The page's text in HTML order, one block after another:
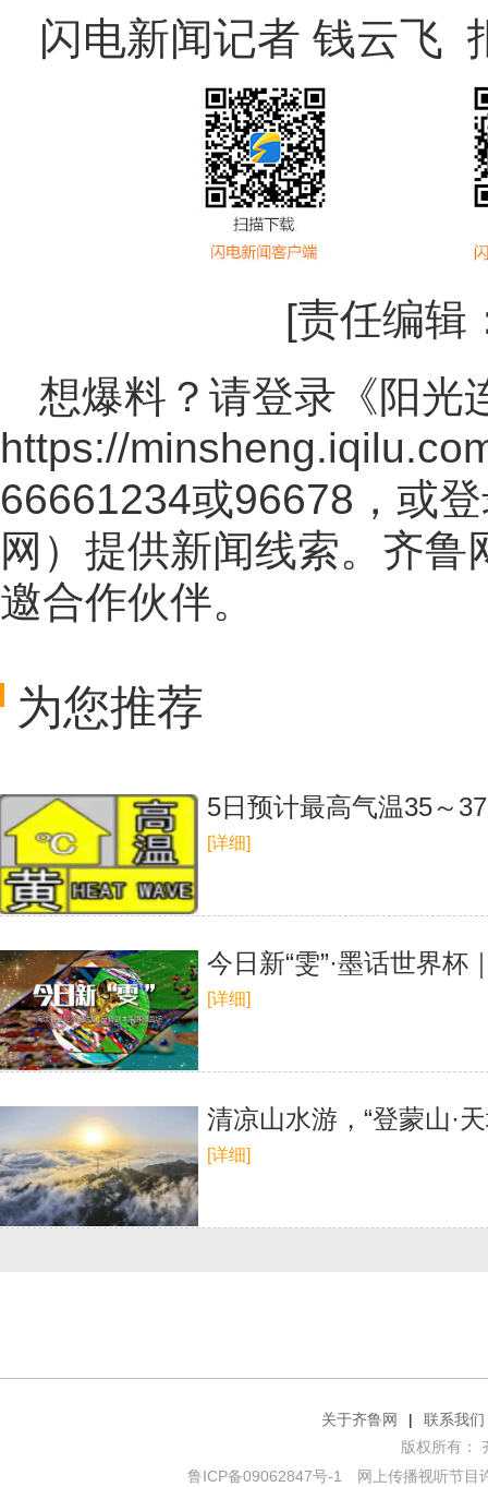
闪电新闻记者 钱云飞
[责任编辑
想爆料？请登录《阳光
https://
66661234或96678，或
网 ）提供新闻线索。齐鲁
邀合作伙伴。
为您推荐
5日预计最高气温35～
[详细]
今日新“雯”·墨话世界
[详细]
清凉山水游，“登蒙山·
[详细]
关于齐鲁网 |
联系我们
版权所有：
鲁ICP备09062847号-1
网上传播视听节目